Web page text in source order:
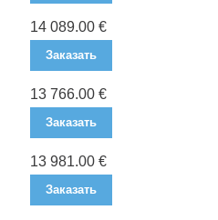
14 089.00 €
Заказать
13 766.00 €
Заказать
13 981.00 €
Заказать